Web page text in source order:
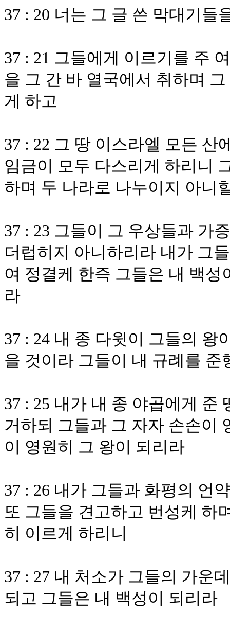
37 : 20 너는 그 글 쓴 막대기들
37 : 21 그들에게 이르기를 주
을 그 간 바 열국에서 취하며
게 하고
37 : 22 그 땅 이스라엘 모든 산
임금이 모두 다스리게 하리니
하며 두 나라로 나누이지 아니
37 : 23 그들이 그 우상들과 가
더럽히지 아니하리라 내가 그
여 정결케 한즉 그들은 내 백
라
37 : 24 내 종 다윗이 그들의 왕
을 것이라 그들이 내 규례를
37 : 25 내가 내 종 야곱에게 준
거하되 그들과 그 자자 손손이
이 영원히 그 왕이 되리라
37 : 26 내가 그들과 화평의 언
또 그들을 견고하고 번성케 하
히 이르게 하리니
37 : 27 내 처소가 그들의 가운
되고 그들은 내 백성이 되리라